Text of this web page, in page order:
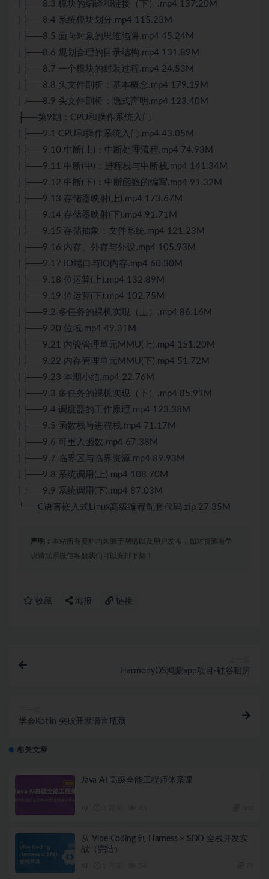
| ├──8.3 模块的编译和链接（下）.mp4 137.20M
| ├──8.4 系统模块划分.mp4 115.23M
| ├──8.5 面向对象的思维陷阱.mp4 45.24M
| ├──8.6 规划合理的目录结构.mp4 131.89M
| ├──8.7 一个模块的封装过程.mp4 24.53M
| ├──8.8 头文件剖析：基本概念.mp4 179.19M
| └──8.9 头文件剖析：隐式声明.mp4 123.40M
├──第9期：CPU和操作系统入门
| ├──9.1 CPU和操作系统入门.mp4 43.05M
| ├──9.10 中断(上)：中断处理流程.mp4 74.93M
| ├──9.11 中断(中)：进程栈与中断栈.mp4 141.34M
| ├──9.12 中断(下)：中断函数的编写.mp4 91.32M
| ├──9.13 存储器映射(上).mp4 173.67M
| ├──9.14 存储器映射(下).mp4 91.71M
| ├──9.15 存储抽象：文件系统.mp4 121.23M
| ├──9.16 内存、外存与外设.mp4 105.93M
| ├──9.17 IO端口与IO内存.mp4 60.30M
| ├──9.18 位运算(上).mp4 132.89M
| ├──9.19 位运算(下).mp4 102.75M
| ├──9.2 多任务的裸机实现（上）.mp4 86.16M
| ├──9.20 位域.mp4 49.31M
| ├──9.21 内管管理单元MMU(上).mp4 151.20M
| ├──9.22 内存管理单元MMU(下).mp4 51.72M
| ├──9.23 本期小结.mp4 22.76M
| ├──9.3 多任务的裸机实现（下）.mp4 85.91M
| ├──9.4 调度器的工作原理.mp4 123.38M
| ├──9.5 函数栈与进程栈.mp4 71.17M
| ├──9.6 可重入函数.mp4 67.38M
| ├──9.7 临界区与临界资源.mp4 89.93M
| ├──9.8 系统调用(上).mp4 108.70M
| └──9.9 系统调用(下).mp4 87.03M
└──C语言嵌入式Linux高级编程配套代码.zip 27.35M
声明： 本站所有资料均来源于网络以及用户发布，如对资源有争
议请联系微信客服我们可以安排下架！
收藏 海报 链接
HarmonyOS鸿蒙app项目-硅谷租房
学会Kotlin 突破开发语言瓶颈
相关文章
Java AI 高级全能工程师体系课
从 Vibe Coding 到 Harness × SDD 全栈开发实
战（完结）